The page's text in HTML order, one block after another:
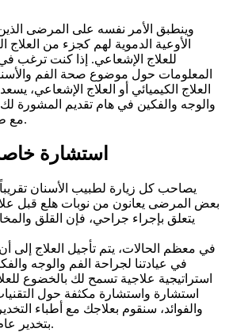
وينطبق الأمر نفسه على المرضى
الأوعية الدموية لهم كجزء من العلاج
للعلاج الإشعاعي. إذا كنت ترغب
المعلومات حول موضوع صحة الفم
العلاج الكيميائي أو العلاج الإشعاعي،
والوجه والفكين في هام تقديم المشورة
مع طبيب الأسنان الخاص بك.
استشارة
يصاحب كل زيارة لطبيب الأسنان
بعض المرضى يعانون من نوبات هلع قبل علاج
يتعلق بإجراء جراحي، فإن القلق
في معظم الحالات، يتم تأجيل العلاج إلى
في عيادتنا لجراحة الفم والوجه
استراتيجية علاجية تسمح لك بالخضوع
استشارة واستشارة مكثفة حول
والفوائد، سنقوم بعلاجك مع أطباء
بتخدير عام دون توتر أو قلق أو ألم.